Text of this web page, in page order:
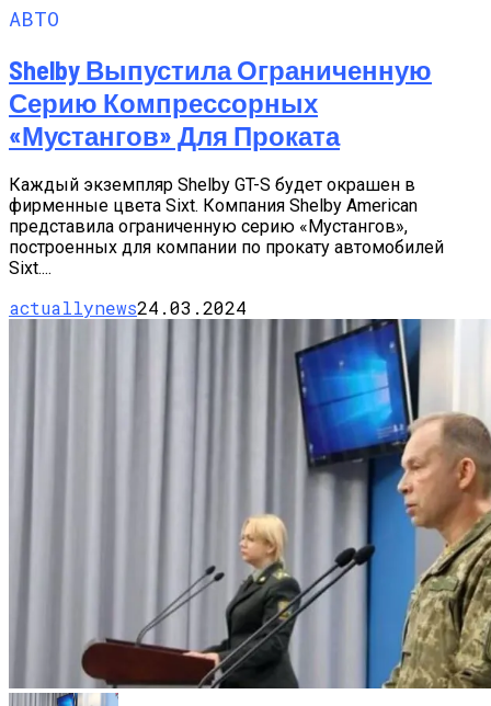
АВТО
Shelby Выпустила Ограниченную
Серию Компрессорных
«Мустангов» Для Проката
Каждый экземпляр Shelby GT-S будет окрашен в
фирменные цвета Sixt. Компания Shelby American
представила ограниченную серию «Мустангов»,
построенных для компании по прокату автомобилей
Sixt....
actuallynews24.03.2024